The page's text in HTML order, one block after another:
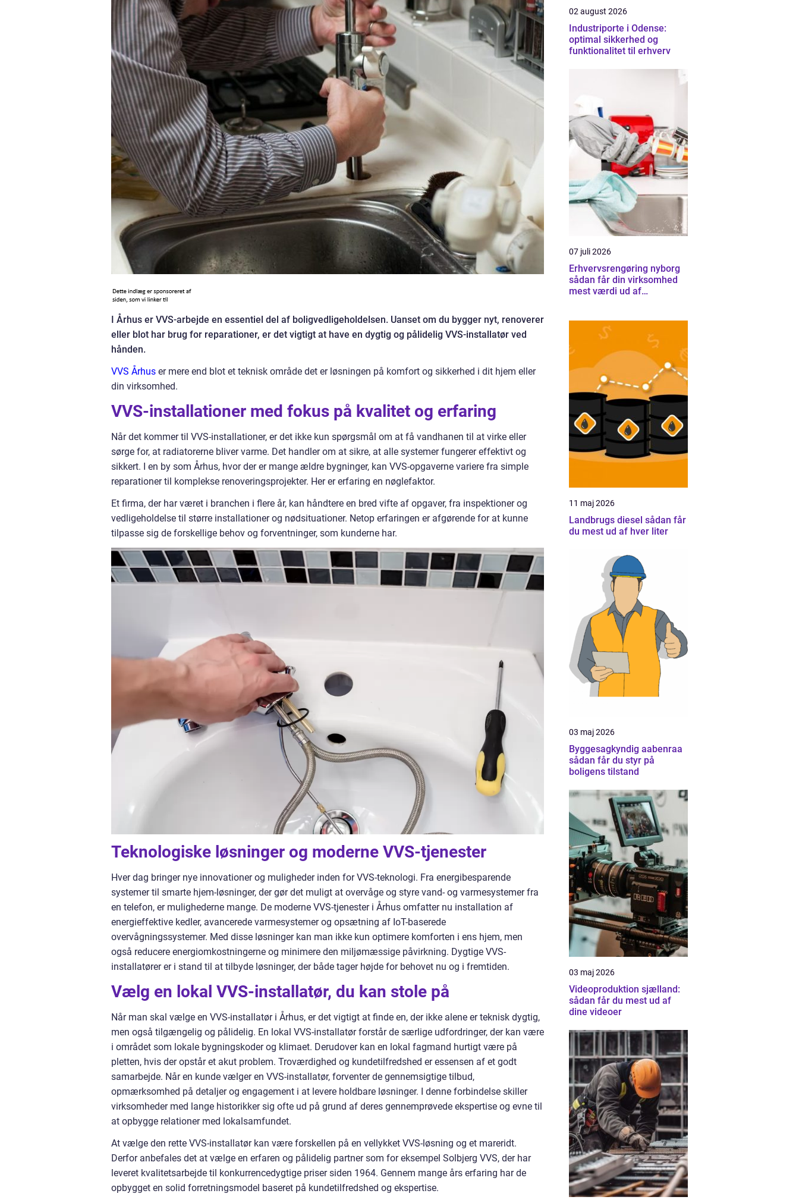
I Århus er VVS-arbejde en essentiel del af boligvedligeholdelsen. Uanset om du bygger nyt, renoverer
eller blot har brug for reparationer, er det vigtigt at have en dygtig og pålidelig VVS-installatør ved
hånden.
VVS Århus er mere end blot et teknisk område det er løsningen på komfort og sikkerhed i dit hjem eller
din virksomhed.
VVS-installationer med fokus på kvalitet og erfaring
Når det kommer til VVS-installationer, er det ikke kun spørgsmål om at få vandhanen til at virke eller
sørge for, at radiatorerne bliver varme. Det handler om at sikre, at alle systemer fungerer effektivt og
sikkert. I en by som Århus, hvor der er mange ældre bygninger, kan VVS-opgaverne variere fra simple
reparationer til komplekse renoveringsprojekter. Her er erfaring en nøglefaktor.
Et firma, der har været i branchen i flere år, kan håndtere en bred vifte af opgaver, fra inspektioner og
vedligeholdelse til større installationer og nødsituationer. Netop erfaringen er afgørende for at kunne
tilpasse sig de forskellige behov og forventninger, som kunderne har.
Teknologiske løsninger og moderne VVS-tjenester
Hver dag bringer nye innovationer og muligheder inden for VVS-teknologi. Fra energibesparende
systemer til smarte hjem-løsninger, der gør det muligt at overvåge og styre vand- og varmesystemer fra
en telefon, er mulighederne mange. De moderne VVS-tjenester i Århus omfatter nu installation af
energieffektive kedler, avancerede varmesystemer og opsætning af IoT-baserede
overvågningssystemer. Med disse løsninger kan man ikke kun optimere komforten i ens hjem, men
også reducere energiomkostningerne og minimere den miljømæssige påvirkning. Dygtige VVS-
installatører er i stand til at tilbyde løsninger, der både tager højde for behovet nu og i fremtiden.
Vælg en lokal VVS-installatør, du kan stole på
Når man skal vælge en VVS-installatør i Århus, er det vigtigt at finde en, der ikke alene er teknisk dygtig,
men også tilgængelig og pålidelig. En lokal VVS-installatør forstår de særlige udfordringer, der kan være
i området som lokale bygningskoder og klimaet. Derudover kan en lokal fagmand hurtigt være på
pletten, hvis der opstår et akut problem. Troværdighed og kundetilfredshed er essensen af et godt
samarbejde. Når en kunde vælger en VVS-installatør, forventer de gennemsigtige tilbud,
opmærksomhed på detaljer og engagement i at levere holdbare løsninger. I denne forbindelse skiller
virksomheder med lange historikker sig ofte ud på grund af deres gennemprøvede ekspertise og evne til
at opbygge relationer med lokalsamfundet.
At vælge den rette VVS-installatør kan være forskellen på en vellykket VVS-løsning og et mareridt.
Derfor anbefales det at vælge en erfaren og pålidelig partner som for eksempel Solbjerg VVS, der har
leveret kvalitetsarbejde til konkurrencedygtige priser siden 1964. Gennem mange års erfaring har de
opbygget en solid forretningsmodel baseret på kundetilfredshed og ekspertise.
02 august 2026
Industriporte i Odense:
optimal sikkerhed og
funktionalitet til erhverv
07 juli 2026
Erhvervsrengøring nyborg
sådan får din virksomhed
mest værdi ud af
11 maj 2026
Landbrugs diesel sådan får
du mest ud af hver liter
03 maj 2026
Byggesagkyndig aabenraa
sådan får du styr på
boligens tilstand
03 maj 2026
Videoproduktion sjælland:
sådan får du mest ud af
dine videoer